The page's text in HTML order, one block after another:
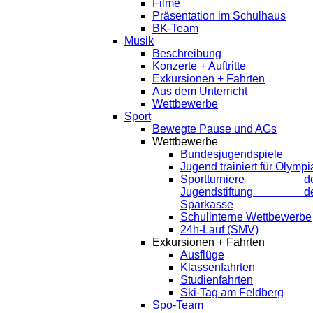
Filme
Präsentation im Schulhaus
BK-Team
Musik
Beschreibung
Konzerte + Auftritte
Exkursionen + Fahrten
Aus dem Unterricht
Wettbewerbe
Sport
Bewegte Pause und AGs
Wettbewerbe
Bundesjugendspiele
Jugend trainiert für
Sportturniere
Jugendstiftung
Sparkasse
Schulinterne Wettbewerbe
24h-Lauf (SMV)
Exkursionen + Fahrten
Ausflüge
Klassenfahrten
Studienfahrten
Ski-Tag am Feldberg
Spo-Team